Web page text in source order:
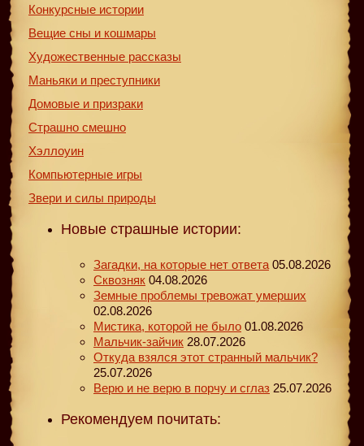
Конкурсные истории
Вещие сны и кошмары
Художественные рассказы
Маньяки и преступники
Домовые и призраки
Страшно смешно
Хэллоуин
Компьютерные игры
Звери и силы природы
Новые страшные истории:
Загадки, на которые нет ответа 05.08.2026
Сквозняк 04.08.2026
Земные проблемы тревожат умерших
02.08.2026
Мистика, которой не было 01.08.2026
Мальчик-зайчик 28.07.2026
Откуда взялся этот странный мальчик?
25.07.2026
Верю и не верю в порчу и сглаз 25.07.2026
Рекомендуем почитать: